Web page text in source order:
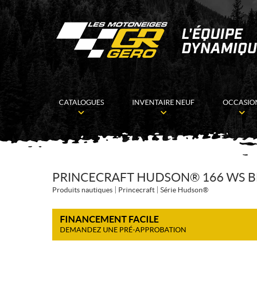
CATALOGUES INVENTAIRE NEUF
PRINCECRAFT HUDSON® 166 WS
Produits nautiques Princecraft Série Hudson®
FINANCEMENT FACILE
DEMANDEZ UNE PRÉ-APPROBATION